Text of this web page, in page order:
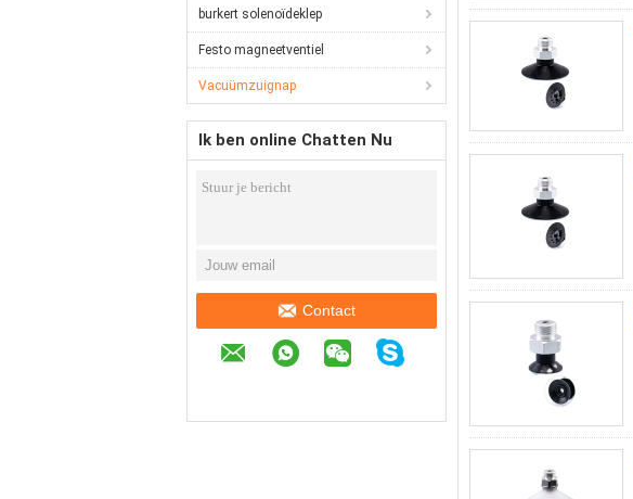
burkert solenoïdeklep
Festo magneetventiel
Vacuümzuignap
Ik ben online Chatten Nu
Contact